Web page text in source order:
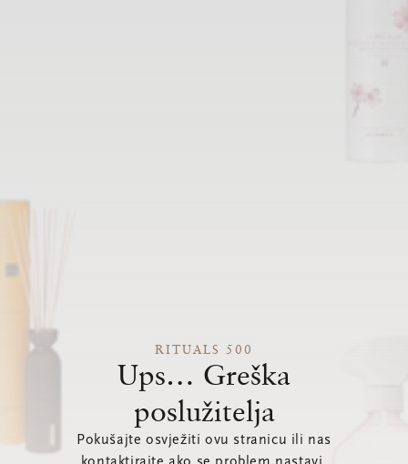
RITUALS 500
Ups… Greška
poslužitelja
Pokušajte osvježiti ovu stranicu ili nas